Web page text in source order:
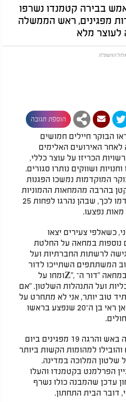
בבירה קטמנדו נשרפו
מפגינים, ראש הממשלה
לעוצר מלא
הוספת תגובה
הבוקר חיילים חמושים
לאחר האירועים האלימים
הכריזו על עוצר כללי,
ושווקים נותרו סגורים.
המוקדמות נמשכו הפגנות
בהרבה מהמחאות ההמוניות
שהתקיימו ביומיים שקדמו לכך, שבהן נהרגו לפחות 25
נפצעו.
כשאלפי צעירים יצאו
נוספות במחאה על החלטת
לרשתות החברתיות ועל
המשתתפים השתייכו לדור
"דור ה־ Z",ומחו על
ועל התנהלות השלטון. "אם
טוב יותר, אני לא מתחרט על
שהשתתפתי", אמר סומאן ראי בן ה־20 שנפצע בראשו
.
לאחר שהמשטרה פתחה באש והרגה 19 מפגינים ביום
למהומות הקשות ביותר
אז הופל שלטון המלוכה במדינה.
הפרלמנט בקטמנדו והעלו
עדכן שהמבנה כולו נשרף
דובר הבית התחתון.